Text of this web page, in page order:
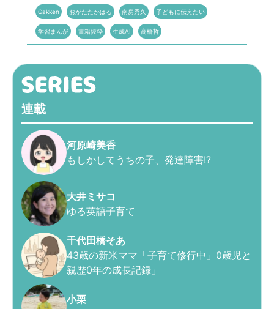
Gakken おがたたかはる 南房秀久 子どもに伝えたい
学習まんが 書籍抜粋 生成AI 高橋哲
連載
河原崎美香
もしかしてうちの子、発達障害!?
大井ミサコ
ゆる英語子育て
千代田橋そあ
43歳の新米ママ「子育て修行中」0歳児と
親歴0年の成長記録」
小栗